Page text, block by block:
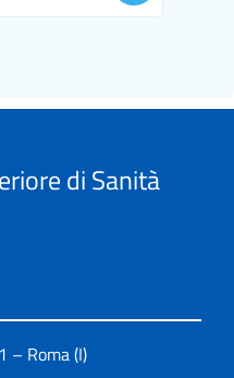
di Sanità
– Roma (I)